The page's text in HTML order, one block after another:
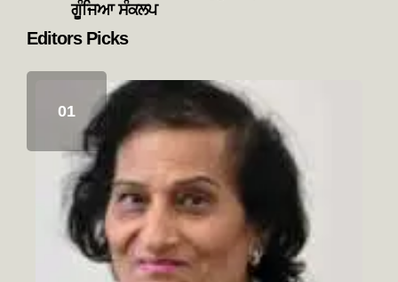
ਗੂੰਜਿਆ ਸੰਕਲਪ
Editors Picks